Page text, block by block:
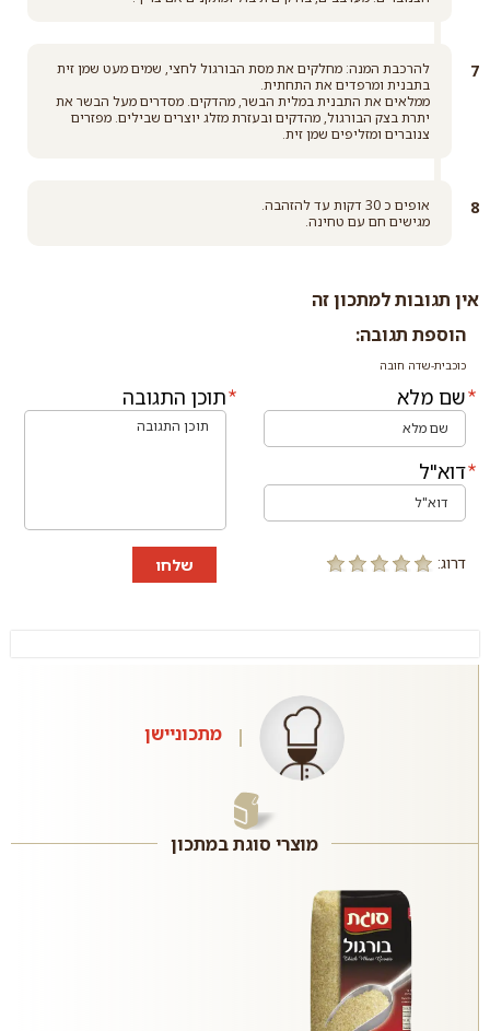
להרכבת המנה: מחלקים את מסת הבורגול לחצי, שמים מעט שמן זית
בתבנית ומרפדים את התחתית.
ממלאים את התבנית במלית הבשר, מהדקים. מסדרים מעל הבשר את
יתרת בצק הבורגול, מהדקים ובעזרת מזלג יוצרים שבילים. מפזרים
צנוברים ומזליפים שמן זית.
אופים כ 30 דקות עד להזהבה.
מגישים חם עם טחינה.
אין תגובות למתכון זה
הוספת תגובה:
כוכבית-שדה חובה
שם מלא
דוא"ל
תוכן התגובה
דרוג: שלחו
מתכוניישן
מוצרי סוגת במתכון